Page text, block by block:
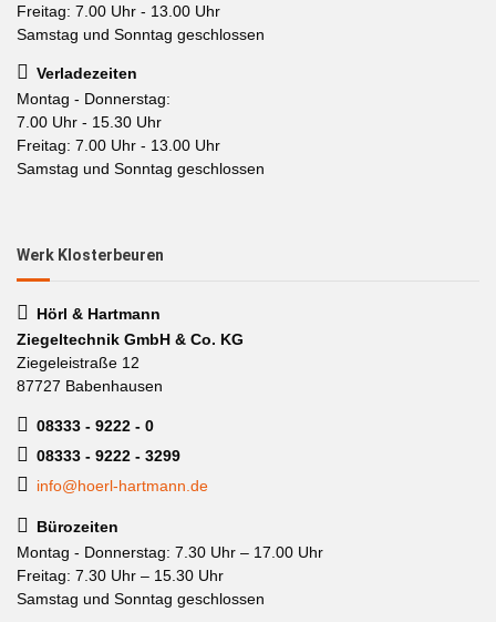
Freitag: 7.00 Uhr - 13.00 Uhr
Samstag und Sonntag geschlossen
Verladezeiten
Montag - Donnerstag:
7.00 Uhr - 15.30 Uhr
Freitag: 7.00 Uhr - 13.00 Uhr
Samstag und Sonntag geschlossen
Werk Klosterbeuren
Hörl & Hartmann
Ziegeltechnik GmbH & Co. KG
Ziegeleistraße 12
87727 Babenhausen
08333 - 9222 - 0
08333 - 9222 - 3299
info@hoerl-hartmann.de
Bürozeiten
Montag - Donnerstag: 7.30 Uhr – 17.00 Uhr
Freitag: 7.30 Uhr – 15.30 Uhr
Samstag und Sonntag geschlossen